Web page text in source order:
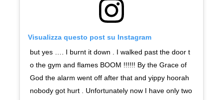
Visualizza questo post su Instagram
but yes …. I burnt it down . I walked past the door t
o the gym and flames BOOM !!!!!! By the Grace of
God the alarm went off after that and yippy hoorah
nobody got hurt . Unfortunately now I have only two